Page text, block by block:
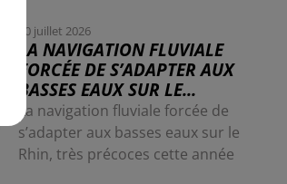
30 juillet 2026
LA NAVIGATION FLUVIALE
FORCÉE DE S’ADAPTER AUX
BASSES EAUX SUR LE...
La navigation fluviale forcée de
s’adapter aux basses eaux sur le
Rhin, très précoces cette année